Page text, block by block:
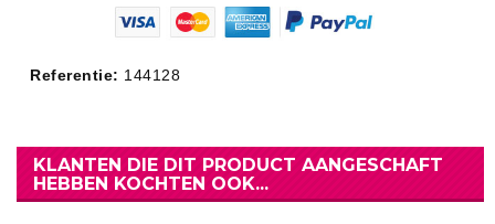
Referentie: 144128
KLANTEN DIE DIT PRODUCT AANGESCHAFT
HEBBEN KOCHTEN OOK...